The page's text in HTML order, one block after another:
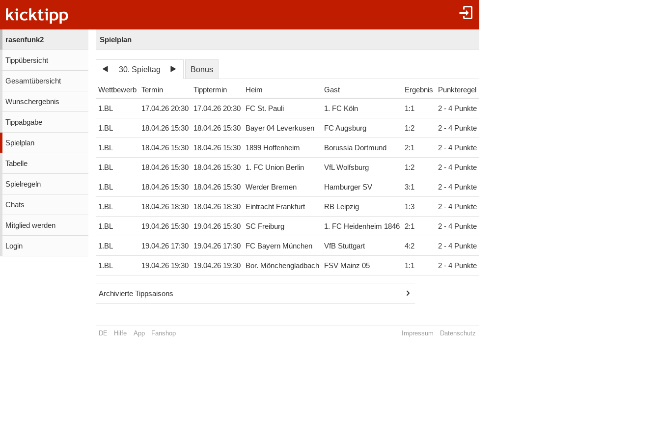
rasenfunk2
Tippübersicht
Gesamtübersicht
Wunschergebnis
Tippabgabe
Spielplan
Tabelle
Spielregeln
Chats
Mitglied werden
Login
Spielplan
30. Spieltag Bonus
Wettbewerb Termin Tipptermin Heim Gast Ergebnis Punkteregel
1.BL 17.04.26 20:30 17.04.26 20:30 FC St. Pauli 1. FC Köln 1:1 2 - 4 Punkte
1.BL 18.04.26 15:30 18.04.26 15:30 Bayer 04 Leverkusen FC Augsburg 1:2 2 - 4 Punkte
1.BL 18.04.26 15:30 18.04.26 15:30 1899 Hoffenheim Borussia Dortmund 2:1 2 - 4 Punkte
1.BL 18.04.26 15:30 18.04.26 15:30 1. FC Union Berlin VfL Wolfsburg 1:2 2 - 4 Punkte
1.BL 18.04.26 15:30 18.04.26 15:30 Werder Bremen Hamburger SV 3:1 2 - 4 Punkte
1.BL 18.04.26 18:30 18.04.26 18:30 Eintracht Frankfurt RB Leipzig 1:3 2 - 4 Punkte
1.BL 19.04.26 15:30 19.04.26 15:30 SC Freiburg 1. FC Heidenheim 1846 2:1 2 - 4 Punkte
1.BL 19.04.26 17:30 19.04.26 17:30 FC Bayern München VfB Stuttgart 4:2 2 - 4 Punkte
1.BL 19.04.26 19:30 19.04.26 19:30 Bor. Mönchengladbach FSV Mainz 05 1:1 2 - 4 Punkte
Archivierte Tippsaisons
DE Hilfe App Fanshop Impressum Datenschutz